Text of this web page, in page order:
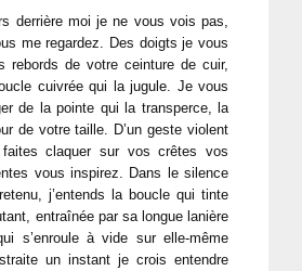
derrière moi je ne vous vois pas,
me regardez. Des doigts je vous
rebords de votre ceinture de cuir,
cuivrée qui la jugule. Je vous
de la pointe qui la transperce, la
de votre taille. D’un geste violent
claquer sur vos crêtes vos
vous inspirez. Dans le silence
j’entends la boucle qui tinte
entraînée par sa longue lanière
s’enroule à vide sur elle-même
un instant je crois entendre